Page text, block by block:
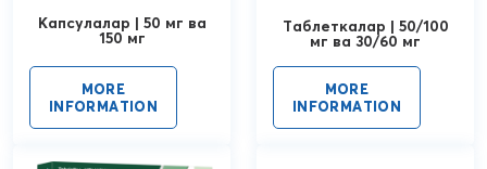
Капсулалар | 50 мг ва
150 мг
MORE
INFORMATION
Таблеткалар | 50/100
мг ва 30/60 мг
MORE
INFORMATION